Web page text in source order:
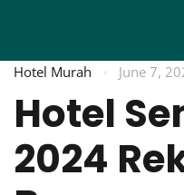
Hotel Murah June 7,
Hotel
2024